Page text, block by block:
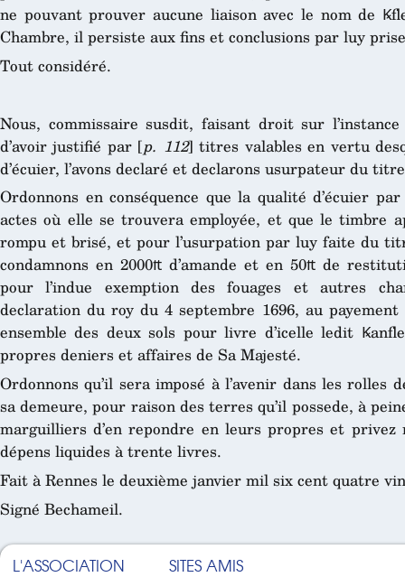
ne pouvant prouver aucune liaison avec le nom de
Chambre, il persiste aux fins et conclusions par luy
Tout considéré.
Nous, commissaire susdit, faisant droit sur
d’avoir justifié par [p. 112] titres valables en vertu
d’écuier, l’avons declaré et declarons usurpateur du
Ordonnons en conséquence que la qualité d’écuier
actes où elle se trouvera employée, et que le timbre
rompu et brisé, et pour l’usurpation par luy faite du
condamnons en 2000₶ d’amande et en 50₶ de
pour l’indue exemption des fouages et autres
declaration du roy du 4 septembre 1696, au
ensemble des deux sols pour livre d’icelle ledit
propres deniers et affaires de Sa Majesté.
Ordonnons qu’il sera imposé à l’avenir dans les rolles
sa demeure, pour raison des terres qu’il possede, à
marguilliers d’en repondre en leurs propres et privez
dépens liquides à trente livres.
Fait à Rennes le deuxième janvier mil six cent quatre
Signé Bechameil.
L'ASSOCIATION SITES AMIS